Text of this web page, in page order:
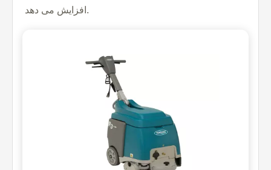
افزایش می دهد.